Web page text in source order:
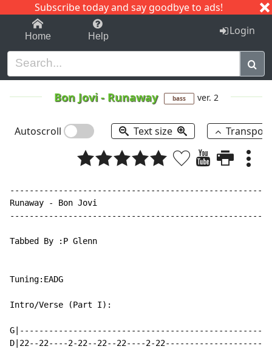
Subscribe today and say goodbye to ads!
1-9 C I J
Home Help Login
Bon Jovi- Runaway bass ver. 2
Autoscroll Text size
Runaway - Bon Jovi
Tabbed By :P Glenn
Tuning:EADG
Intro/Verse (Part I):
D|22--22----2-22--22--22----2-